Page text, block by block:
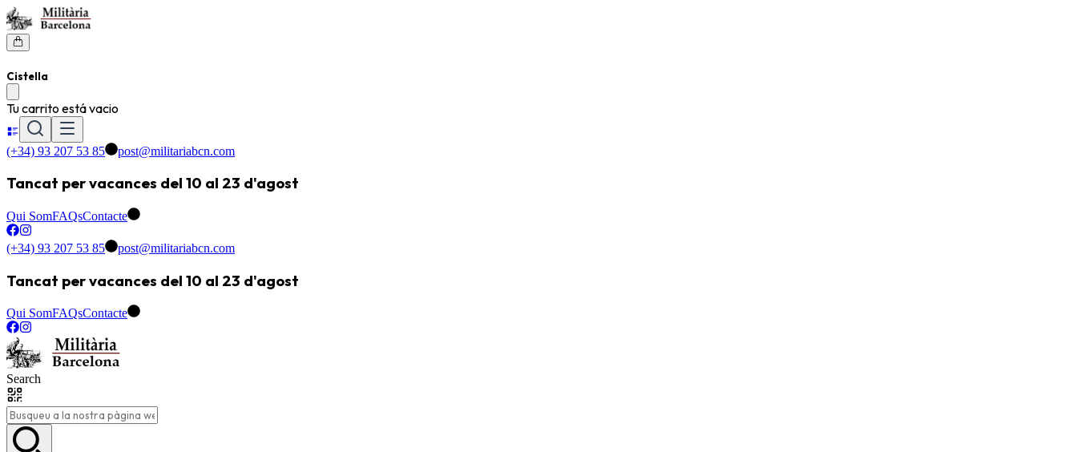
Cistella
Tu carrito está vacio
(+34) 93 207 53 85 post@militariabcn.com
Tancat per vacances del 10 al 23 d'agost
Qui SomFAQsContacte
(+34) 93 207 53 85 post@militariabcn.com
Tancat per vacances del 10 al 23 d'agost
Qui SomFAQsContacte
Search